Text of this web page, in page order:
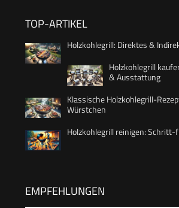
TOP-ARTIKEL
Holzkohlegrill: Direktes &
Holzkohlegrill
& Ausstattung
Klassische Holzkohlegrill-
Würstchen
Holzkohlegrill reinigen:
EMPFEHLUNGEN